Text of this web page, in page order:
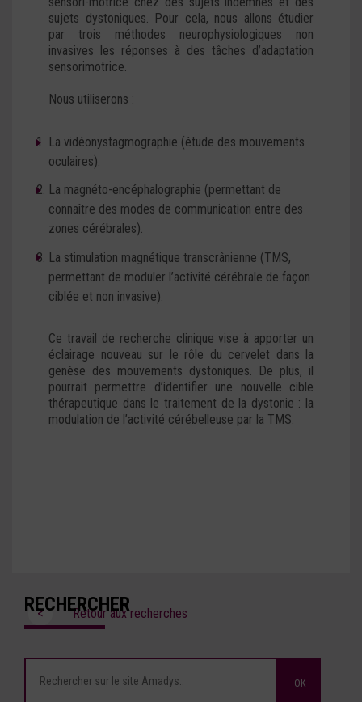
sujets dystoniques. Pour cela, nous allons étudier
par trois méthodes neurophysiologiques non
invasives les réponses à des tâches d’adaptation
sensorimotrice.
Nous utiliserons :
La vidéonystagmographie (étude des mouvements
oculaires).
La magnéto-encéphalographie (permettant de
connaître des modes de communication entre des
zones cérébrales).
La stimulation magnétique transcrânienne (TMS,
permettant de moduler l’activité cérébrale de façon
ciblée et non invasive).
Ce travail de recherche clinique vise à apporter un
éclairage nouveau sur le rôle du cervelet dans la
genèse des mouvements dystoniques. De plus, il
pourrait permettre d’identifier une nouvelle cible
thérapeutique dans le traitement de la dystonie : la
modulation de l’activité cérébelleuse par la TMS.
< Retour aux recherches
RECHERCHER